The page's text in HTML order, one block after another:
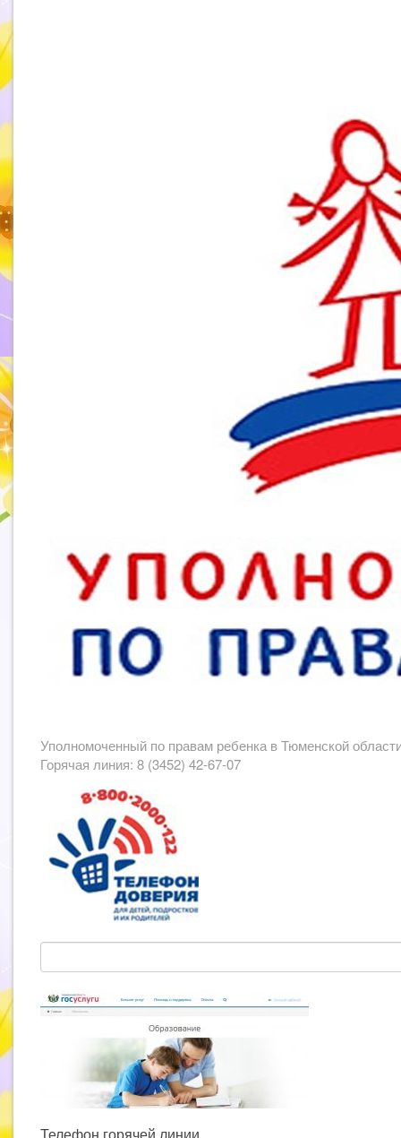
Уполномоченный по правам ребенка в Тюменской
Горячая линия: 8 (3452) 42-67-07